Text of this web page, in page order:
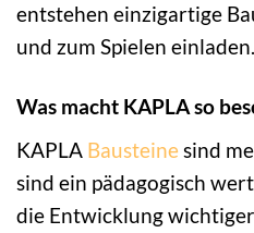
entstehen einzigartige
und zum Spielen einladen.
Was macht KAPLA so
KAPLA Bausteinesind
sind ein pädagogisch
die Entwicklung